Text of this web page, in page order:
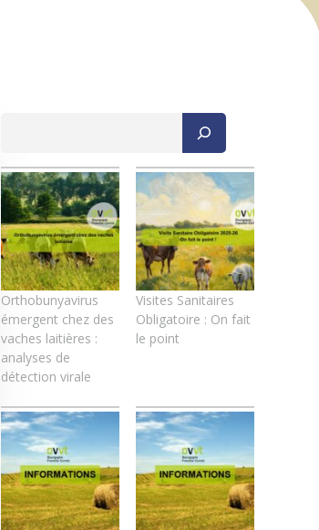
Orthobunyavirus
émergent chez des
vaches laitières :
analyses de
détection virale
Visites Sanitaires
Obligatoire : On fait
le point